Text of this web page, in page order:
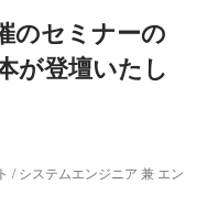
のセミナーの
が登壇いたし
/ システムエンジニア 兼 エン